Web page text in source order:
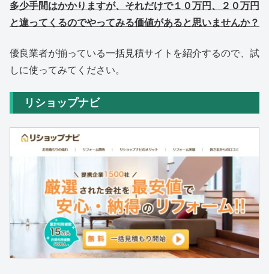
多少手間はかかりますが、それだけで１０万円、２０万円
と違ってくるのでやってみる価値があると思いませんか？
優良業者が揃っている一括見積サイトを紹介するので、試
しに使ってみてください。
リショップナビ